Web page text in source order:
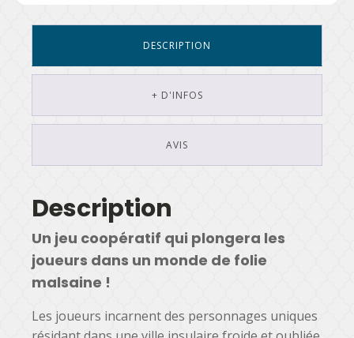
DESCRIPTION
+ D'INFOS
AVIS
Description
Un jeu coopératif qui plongera les
joueurs dans un monde de folie
malsaine !
Les joueurs incarnent des personnages uniques